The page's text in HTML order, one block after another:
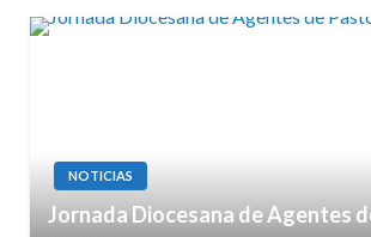
NOTICIAS
Jornada Diocesana de Agentes